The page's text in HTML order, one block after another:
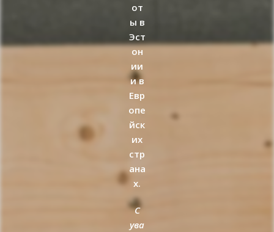
от
ы в
Эст
он
ии
и в
Евр
опе
йск
их
стр
ана
х.
С
ува